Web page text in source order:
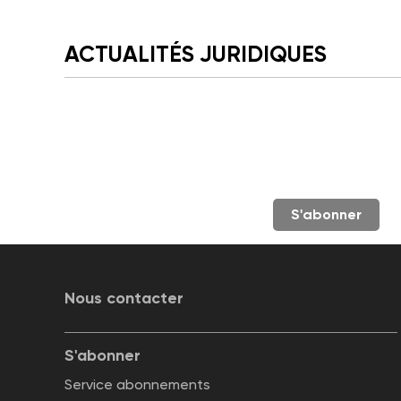
ACTUALITÉS JURIDIQUES
S'abonner
Nous contacter
S'abonner
Service abonnements